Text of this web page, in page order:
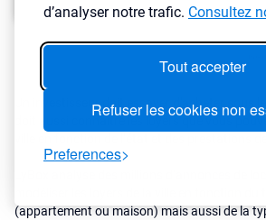
d’analyser notre trafic. Consultez
Tout accepter
Refuser les cookies non
Preferences
Un investisseur doit essayer d'acheter sous
(appartement ou maison) mais aussi de la